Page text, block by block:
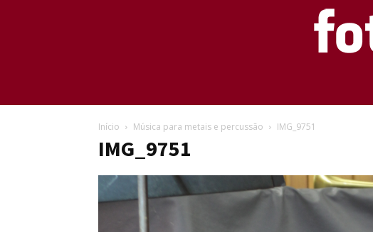
Início Música para metais e percussão IMG_9751
IMG_9751